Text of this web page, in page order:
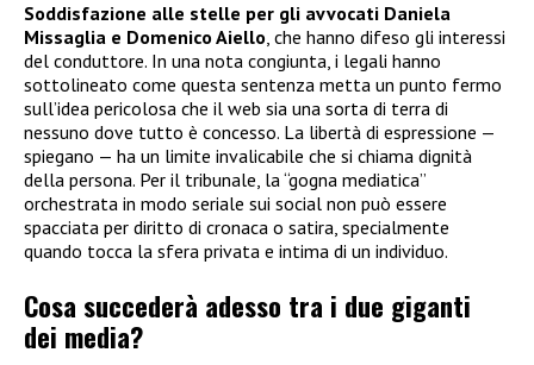
Soddisfazione alle stelle per gli avvocati Daniela
Missaglia e Domenico Aiello, che hanno difeso gli interessi
del conduttore. In una nota congiunta, i legali hanno
sottolineato come questa sentenza metta un punto fermo
sull’idea pericolosa che il web sia una sorta di terra di
nessuno dove tutto è concesso. La libertà di espressione —
spiegano — ha un limite invalicabile che si chiama dignità
della persona. Per il tribunale, la “gogna mediatica”
orchestrata in modo seriale sui social non può essere
spacciata per diritto di cronaca o satira, specialmente
quando tocca la sfera privata e intima di un individuo.
Cosa succederà adesso tra i due giganti
dei media?